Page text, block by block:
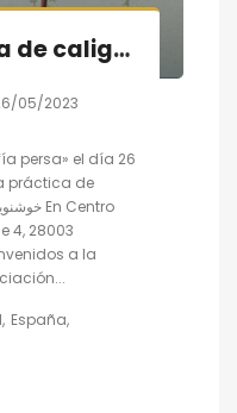
Muestra práctica de caligrafía persa, sesión VI
05/2023
persa» el día 26
práctica de
4, 28003
a la
España